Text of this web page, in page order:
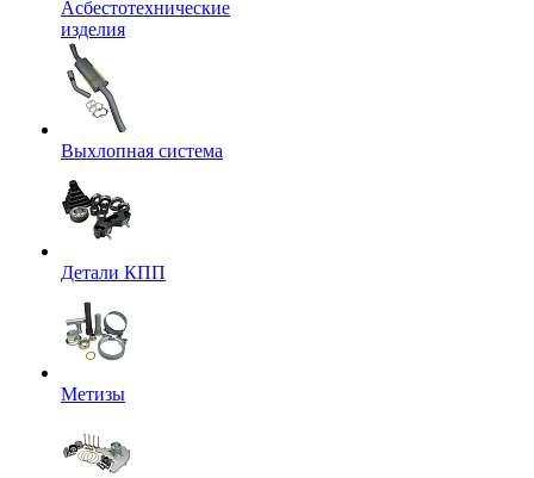
Асбестотехнические
изделия
Выхлопная система
Детали КПП
Метизы